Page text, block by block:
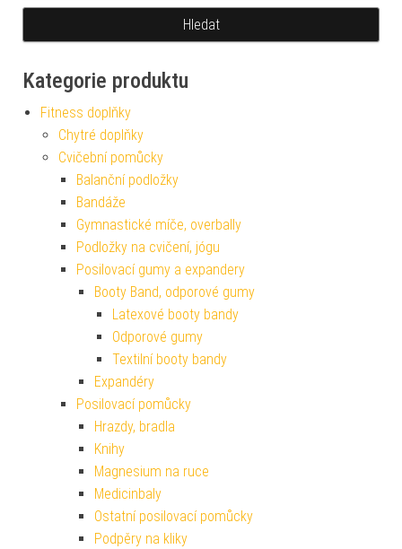
Kategorie produktu
Fitness doplňky
Chytré doplňky
Cvičební pomůcky
Balanční podložky
Bandáže
Gymnastické míče, overbally
Podložky na cvičení, jógu
Posilovací gumy a expandery
Booty Band, odporové gumy
Latexové booty bandy
Odporové gumy
Textilní booty bandy
Expandéry
Posilovací pomůcky
Hrazdy, bradla
Knihy
Magnesium na ruce
Medicinbaly
Ostatní posilovací pomůcky
Podpěry na kliky